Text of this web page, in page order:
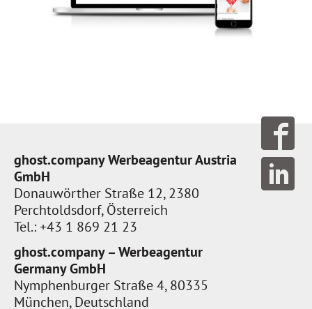
ghost.company Werbeagentur Austria
GmbH
Donauwörther Straße 12, 2380
Perchtoldsdorf, Österreich
Tel.: +43 1 869 21 23
ghost.company – Werbeagentur
Germany GmbH
Nymphenburger Straße 4, 80335
München, Deutschland